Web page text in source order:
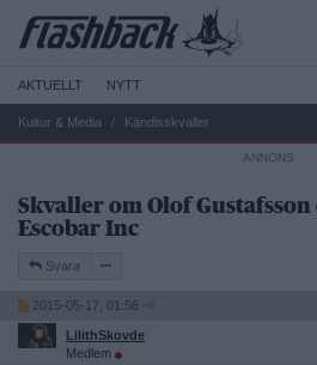
AKTUELLT NYTT
Kultur & Media Kändisskvaller
Skvaller om Olof
Escobar Inc
Svara
2015-05-17, 01:56
LilithSkovde
Medlem